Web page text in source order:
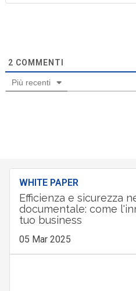
2 COMMENTI
Più recenti
WHITE PAPER
Efficienza e sicurezza
documentale: come
tuo business
05 Mar 2025